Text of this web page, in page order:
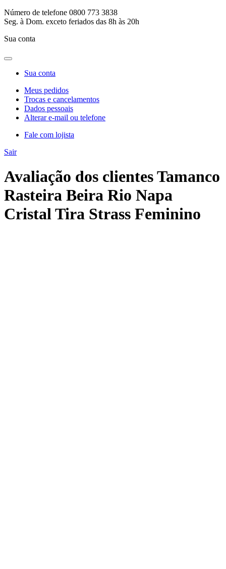
Número de telefone 0800 773 3838
Seg. à Dom. exceto feriados das 8h às 20h
Sua conta
Sua conta
Meus pedidos
Trocas e cancelamentos
Dados pessoais
Alterar e-mail ou telefone
Fale com lojista
Sair
Avaliação dos clientes Tamanco
Rasteira Beira Rio Napa
Cristal Tira Strass Feminino